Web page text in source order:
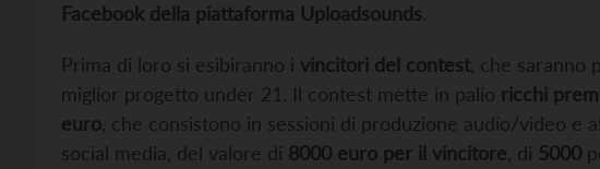
Facebook della piattaforma Uploadsounds.
Prima di loro si esibiranno i vincitori del contest, che saranno
miglior progetto under 21. Il contest mette in palio ricchi
euro, che consistono in sessioni di produzione audio/video e
social media, del valore di 8000 euro per il vincitore, di 5000